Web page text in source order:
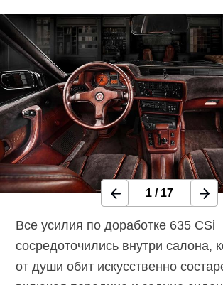
1/ 17
Все усилия по доработке 635 CSi
сосредоточились внутри салона,
от души обит искусственно